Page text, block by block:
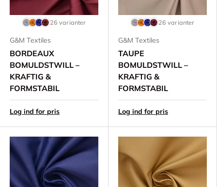
26 varianter
G&M Textiles
BORDEAUX
BOMULDSTWILL –
KRAFTIG &
FORMSTABIL
Log ind for pris
26 varianter
G&M Textiles
TAUPE
BOMULDSTWILL –
KRAFTIG &
FORMSTABIL
Log ind for pris